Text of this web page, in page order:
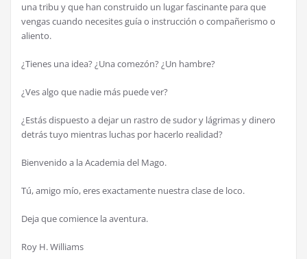
una tribu y que han construido un lugar fascinante para que
vengas cuando necesites guía o instrucción o compañerismo o
aliento.
¿Tienes una idea? ¿Una comezón? ¿Un hambre?
¿Ves algo que nadie más puede ver?
¿Estás dispuesto a dejar un rastro de sudor y lágrimas y dinero
detrás tuyo mientras luchas por hacerlo realidad?
Bienvenido a la Academia del Mago.
Tú, amigo mío, eres exactamente nuestra clase de loco.
Deja que comience la aventura.
Roy H. Williams